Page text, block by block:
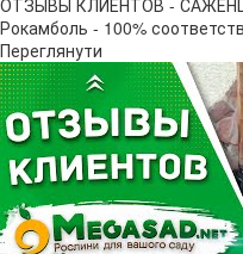
Рокамболь - 100%
Переглянути